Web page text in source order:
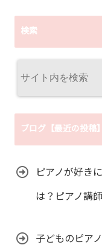
検索
ブログ【最近の投稿】
ピアノが好き
は？ピアノ講
子どものピア